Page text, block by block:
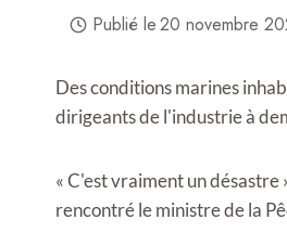
Publié le20 novembre
Des conditions marines
dirigeants de l'industrie à
« C'est vraiment un
rencontré le ministre de la